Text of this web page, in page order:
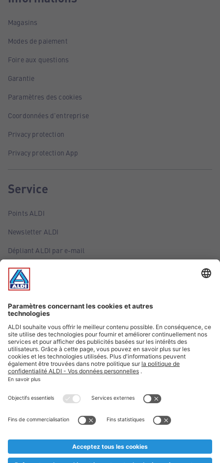
Magasins
Modes de paiement
Foire aux questions
Garantie
Paramètres des cookies
Coordonnées d'entreprise
Privacy protection
Privacy protection App
Service
Points ALDI
Newsletter ALDI
Dépliant ALDI par e-mail
Offres
Infos essentielles
Suivez ALDI Belgique
Textes marqués d'un astérisque et mentions légales
* Nous vendons ces articles temporairement et jusqu'à
au cas où, malgré le planning bien étudié, nous serions
prématurément en rupture de stock. Prix Recupel et TVA incl.
** Sur ce site, l’utilisation de la forme masculine a été adoptée